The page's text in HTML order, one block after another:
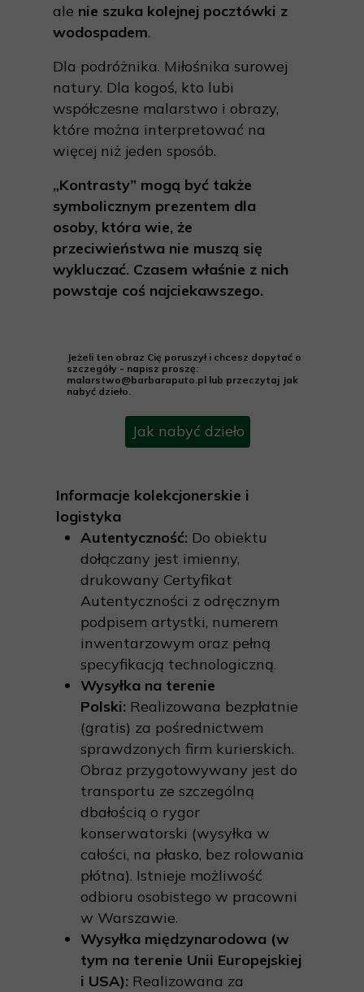
Jak nabyć dzieło
Informacje kolekcjonerskie i
logistyka
Autentyczność: Do obiektu
dołączany jest imienny,
drukowany Certyfikat
Autentyczności z odręcznym
podpisem artystki, numerem
inwentarzowym oraz pełną
specyfikacją technologiczną.
Wysyłka na terenie
Polski: Realizowana bezpłatnie
(gratis) za pośrednictwem
sprawdzonych firm kurierskich.
Obraz przygotowywany jest do
transportu ze szczególną
dbałością o rygor
konserwatorski (wysyłka w
całości, na płasko, bez rolowania
płótna). Istnieje możliwość
odbioru osobistego w pracowni
w Warszawie.
Wysyłka międzynarodowa (w
tym na terenie Unii Europejskiej
i USA): Realizowana za
Jeżeli ten obraz Cię poruszył i chcesz dopytać o
szczegóły - napisz proszę:
malarstwo@barbaraputo.pl lub przeczytaj Jak
nabyć dzieło.
ale nie szuka kolejnej pocztówki z
wodospadem.
Dla podróżnika. Miłośnika surowej
natury. Dla kogoś, kto lubi
współczesne malarstwo i obrazy,
które można interpretować na
więcej niż jeden sposób.
„Kontrasty” mogą być także
symbolicznym prezentem dla
osoby, która wie, że
przeciwieństwa nie muszą się
wykluczać. Czasem właśnie z nich
powstaje coś najciekawszego.